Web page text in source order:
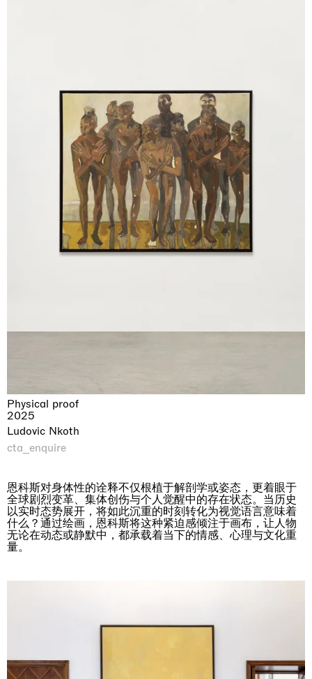
Physical proof
2025
Ludovic Nkoth
cta_enquire
恩科斯对身体性的诠释不仅根植于解剖学或姿态，更着眼于
全球剧烈变革、集体创伤与个人觉醒中的存在状态。当历史
以实时态势展开，将如此沉重的时刻转化为视觉语言意味着
什么？通过绘画，恩科斯将这种紧迫感倾注于画布，让人物
无论在动态或静默中，都承载着当下的情感、心理与文化重
量。